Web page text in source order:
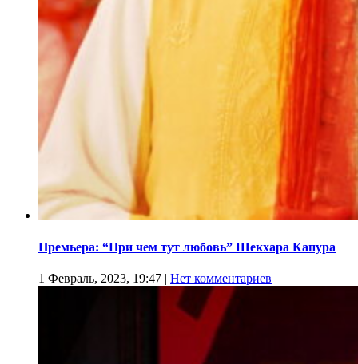
Премьера: “При чем тут любовь” Шекхара Капура
1 Февраль, 2023, 19:47 | Нет комментариев